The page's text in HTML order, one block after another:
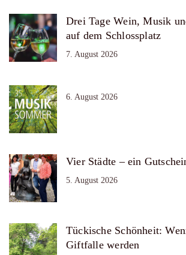
Drei Tage Wein, Musik
auf dem Schlossplatz
7. August 2026
6. August 2026
Vier Städte – ein
5. August 2026
Tückische Schönheit:
Giftfalle werden